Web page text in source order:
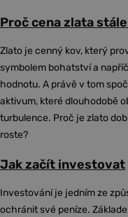
Proč cena zlata
Zlato je cenný kov, který
symbolem bohatství a
hodnotu. A právě v tom
aktivum, které dlouhodobě
turbulence. Proč je zlato
roste?
Jak začít investovat
Investování je jedním ze
ochránit své peníze.